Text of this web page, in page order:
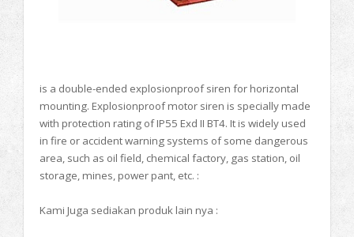
is a double-ended explosionproof siren for horizontal
mounting. Explosionproof motor siren is specially made
with protection rating of IP55 Exd II BT4. It is widely used
in fire or accident warning systems of some dangerous
area, such as oil field, chemical factory, gas station, oil
storage, mines, power pant, etc. :
Kami Juga sediakan produk lain nya :